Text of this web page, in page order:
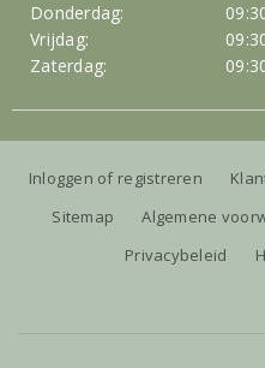
Donderdag:
Vrijdag:
Zaterdag:
Inloggen of registreren
Sitemap
Algemene
Privacybeleid